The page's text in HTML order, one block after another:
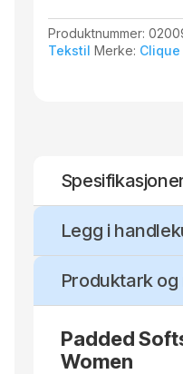
Produktnummer:
Tekstil Merke: Clique
Legg i
Produktark og
Padded
Women